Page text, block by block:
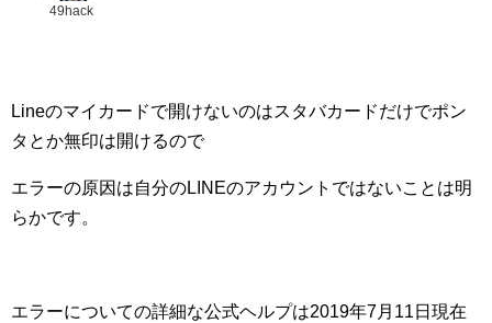
49hack
Lineのマイカードで開けないのはスタバカードだけでポン
タとか無印は開けるので
エラーの原因は自分のLINEのアカウントではないことは明
らかです。
エラーについての詳細な公式ヘルプは2019年7月11日現在